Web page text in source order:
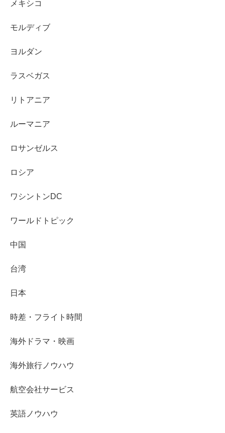
メキシコ
モルディブ
ヨルダン
ラスベガス
リトアニア
ルーマニア
ロサンゼルス
ロシア
ワシントンDC
ワールドトピック
中国
台湾
日本
時差・フライト時間
海外ドラマ・映画
海外旅行ノウハウ
航空会社サービス
英語ノウハウ